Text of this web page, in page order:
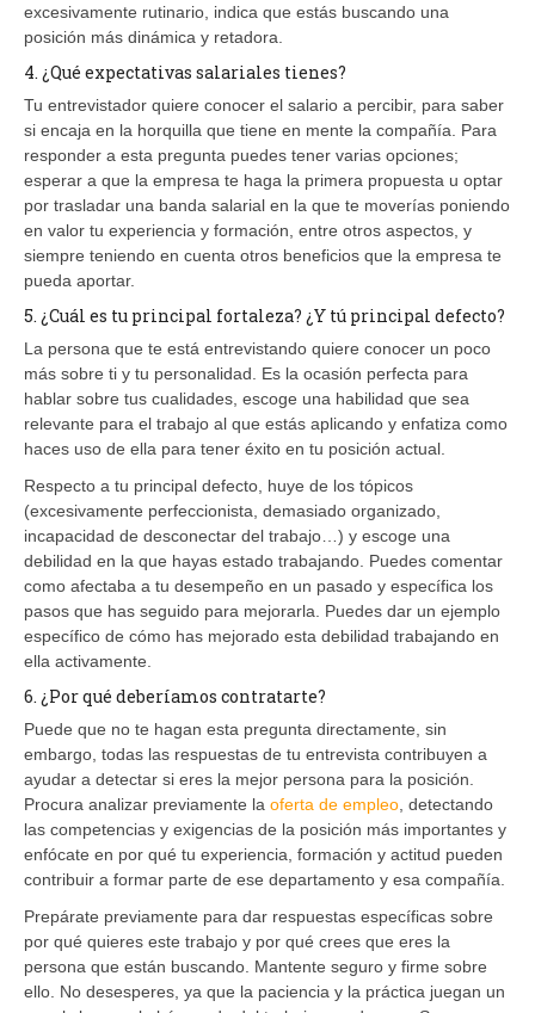
excesivamente rutinario, indica que estás buscando una
posición más dinámica y retadora.
4. ¿Qué expectativas salariales tienes?
Tu entrevistador quiere conocer el salario a percibir, para saber
si encaja en la horquilla que tiene en mente la compañía. Para
responder a esta pregunta puedes tener varias opciones;
esperar a que la empresa te haga la primera propuesta u optar
por trasladar una banda salarial en la que te moverías poniendo
en valor tu experiencia y formación, entre otros aspectos, y
siempre teniendo en cuenta otros beneficios que la empresa te
pueda aportar.
5. ¿Cuál es tu principal fortaleza? ¿Y tú principal defecto?
La persona que te está entrevistando quiere conocer un poco
más sobre ti y tu personalidad. Es la ocasión perfecta para
hablar sobre tus cualidades, escoge una habilidad que sea
relevante para el trabajo al que estás aplicando y enfatiza como
haces uso de ella para tener éxito en tu posición actual.
Respecto a tu principal defecto, huye de los tópicos
(excesivamente perfeccionista, demasiado organizado,
incapacidad de desconectar del trabajo…) y escoge una
debilidad en la que hayas estado trabajando. Puedes comentar
como afectaba a tu desempeño en un pasado y específica los
pasos que has seguido para mejorarla. Puedes dar un ejemplo
específico de cómo has mejorado esta debilidad trabajando en
ella activamente.
6. ¿Por qué deberíamos contratarte?
Puede que no te hagan esta pregunta directamente, sin
embargo, todas las respuestas de tu entrevista contribuyen a
ayudar a detectar si eres la mejor persona para la posición.
Procura analizar previamente la oferta de empleo , detectando
las competencias y exigencias de la posición más importantes y
enfócate en por qué tu experiencia, formación y actitud pueden
contribuir a formar parte de ese departamento y esa compañía.
Prepárate previamente para dar respuestas específicas sobre
por qué quieres este trabajo y por qué crees que eres la
persona que están buscando. Mantente seguro y firme sobre
ello. No desesperes, ya que la paciencia y la práctica juegan un